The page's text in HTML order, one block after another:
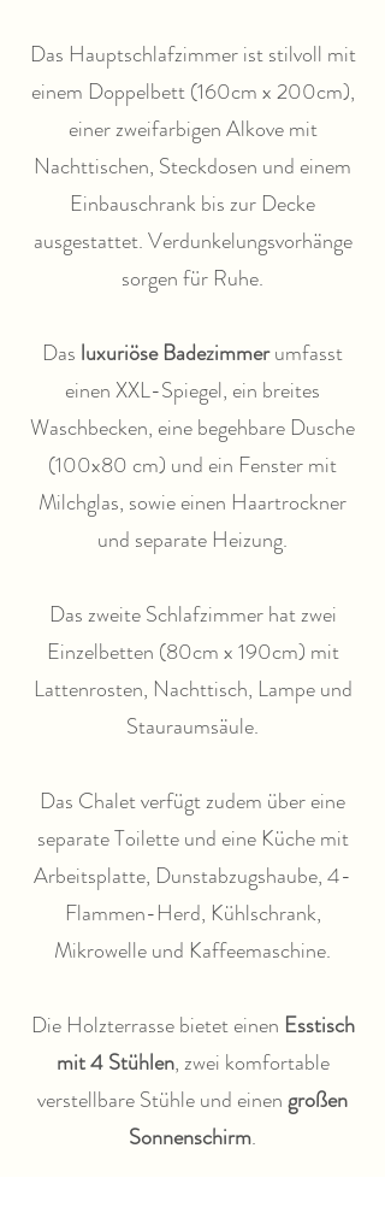
Das Hauptschlafzimmer ist stilvoll mit
einem Doppelbett (160cm x 200cm),
einer zweifarbigen Alkove mit
Nachttischen, Steckdosen und einem
Einbauschrank bis zur Decke
ausgestattet. Verdunkelungsvorhänge
sorgen für Ruhe.
Das luxuriöse Badezimmerumfasst
einen XXL-Spiegel, ein breites
Waschbecken, eine begehbare Dusche
(100x80 cm) und ein Fenster mit
Milchglas, sowie einen Haartrockner
und separate Heizung.
Das zweite Schlafzimmer hat zwei
Einzelbetten (80cm x 190cm) mit
Lattenrosten, Nachttisch, Lampe und
Stauraumsäule.
Das Chalet verfügt zudem über eine
separate Toilette und eine Küche mit
Arbeitsplatte, Dunstabzugshaube, 4-
Flammen-Herd, Kühlschrank,
Mikrowelle und Kaffeemaschine.
Die Holzterrasse bietet einen Esstisch
mit 4 Stühlen,zwei komfortable
verstellbare Stühleund einengroßen
Sonnenschirm.